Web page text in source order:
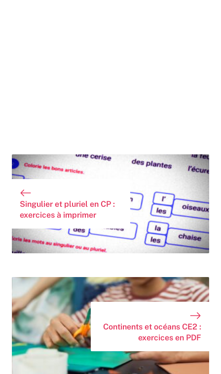
Singulier et pluriel en CP :
exercices à imprimer
Continents et océans CE2 :
exercices en PDF